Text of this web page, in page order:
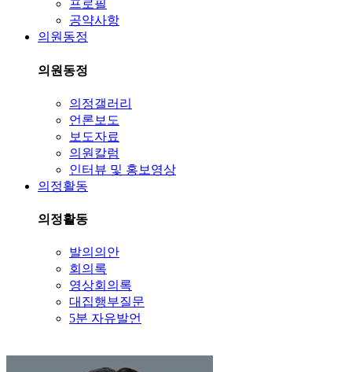
프로필
공약사항
의원동정
의원동정
의정갤러리
언론보도
보도자료
의원칼럼
인터뷰 및 홍보영상
의정활동
의정활동
발의의안
회의록
영상회의록
대집행부질문
5분 자유발언